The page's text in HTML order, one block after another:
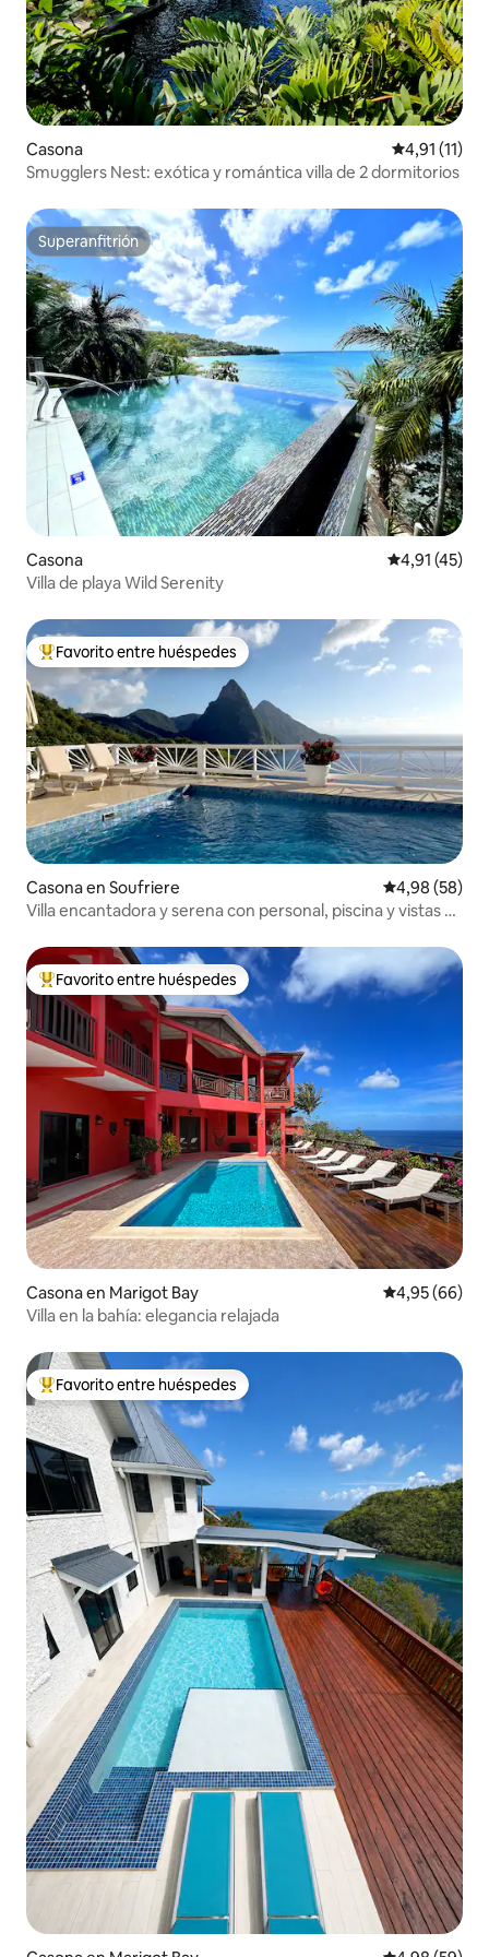
Casona Calificación
4,91 (11)
Smugglers Nest: exótica y romántica villa de 2 dormitorios
Superanfitrión
Superanfitrión
Casona Calificación
4,91 (45)
Villa de playa Wild Serenity
Favorito entre los huéspedes más destacados
Favorito entre huéspedes
Casona en Soufriere Calificación
4,98 (58)
Villa encantadora y serena con personal, piscina y vistas a
Favorito entre los huéspedes más destacados
Favorito entre huéspedes
Casona en Marigot Bay Calificación
4,95 (66)
Villa en la bahía: elegancia relajada
Favorito entre los huéspedes más destacados
Favorito entre huéspedes